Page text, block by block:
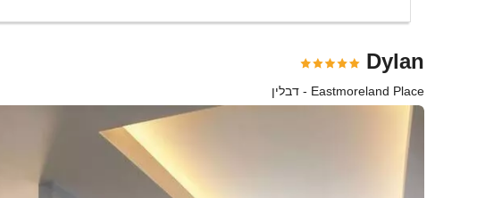
Dylan
Eastmoreland Place - דבלין